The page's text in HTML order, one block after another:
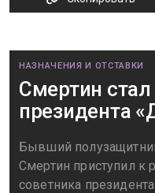
НАЗНАЧЕНИЯ И ОТСТАВКИ
Смертин
президента
Бывший
Смертин приступил к
советника